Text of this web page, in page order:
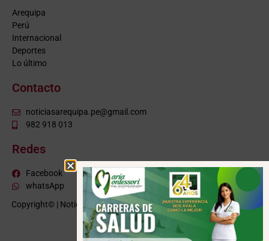
Arequipa
Perú
Internacional
Deportes
Lo último
Contacto
noticiasarequipa.pe@gmail.com
982 918 013
Redes
Facebook
whatsApp
Copyright© | NoticiasArequipa.pe | Grupo HBA Noticias| Todos los
derechos reservados